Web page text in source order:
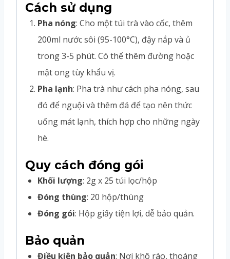
Cách sử dụng
Pha nóng: Cho một túi trà vào cốc, thêm
200ml nước sôi (95-100°C), đậy nắp và ủ
trong 3-5 phút. Có thể thêm đường hoặc
mật ong tùy khẩu vị.
Pha lạnh: Pha trà như cách pha nóng, sau
đó để nguội và thêm đá để tạo nên thức
uống mát lạnh, thích hợp cho những ngày
hè.
Quy cách đóng gói
Khối lượng: 2g x 25 túi lọc/hộp
Đóng thùng: 20 hộp/thùng
Đóng gói: Hộp giấy tiện lợi, dễ bảo quản.
Bảo quản
Điều kiện bảo quản: Nơi khô ráo, thoáng